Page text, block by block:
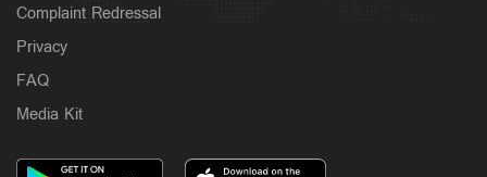
Complaint Redressal
Privacy
FAQ
Media Kit